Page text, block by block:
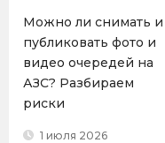
Можно ли снимать и
публиковать фото и
видео очередей на
АЗС? Разбираем
риски
1 июля 2026